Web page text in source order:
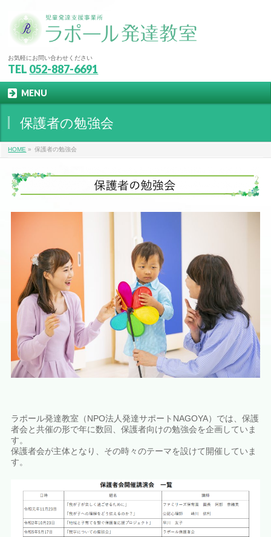
お気軽にお問い合わせください
TEL 052-887-6691
MENU
保護者の勉強会
HOME » 保護者の勉強会
ラポール発達教室（NPO法人発達サポートNAGOYA）では、保護
者会と共催の形で年に数回、保護者向けの勉強会を企画していま
す。
保護者会が主体となり、その時々のテーマを設けて開催していま
す。